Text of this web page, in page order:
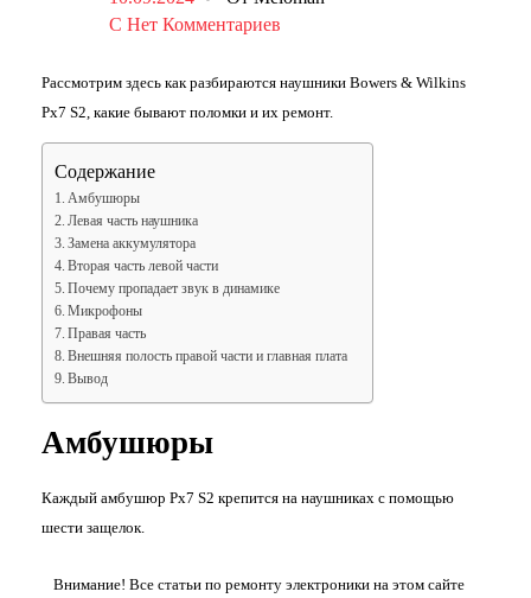
С Нет Комментариев
Рассмотрим здесь как разбираются наушники Bowers & Wilkins
Px7 S2, какие бывают поломки и их ремонт.
Содержание
Амбушюры
Левая часть наушника
Замена аккумулятора
Вторая часть левой части
Почему пропадает звук в динамике
Микрофоны
Правая часть
Внешняя полость правой части и главная плата
Вывод
Амбушюры
Каждый амбушюр Px7 S2 крепится на наушниках с помощью
шести защелок.
Внимание! Все статьи по ремонту электроники на этом сайте